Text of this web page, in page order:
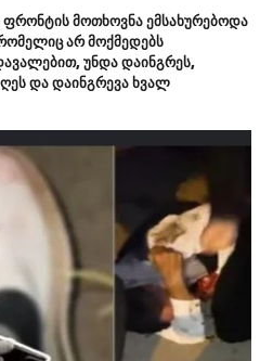
მოთხოვნა ემსახურებოდა
არ მოქმედებს
უნდა დაინგრეს,
და დაინგრევა ხვალ